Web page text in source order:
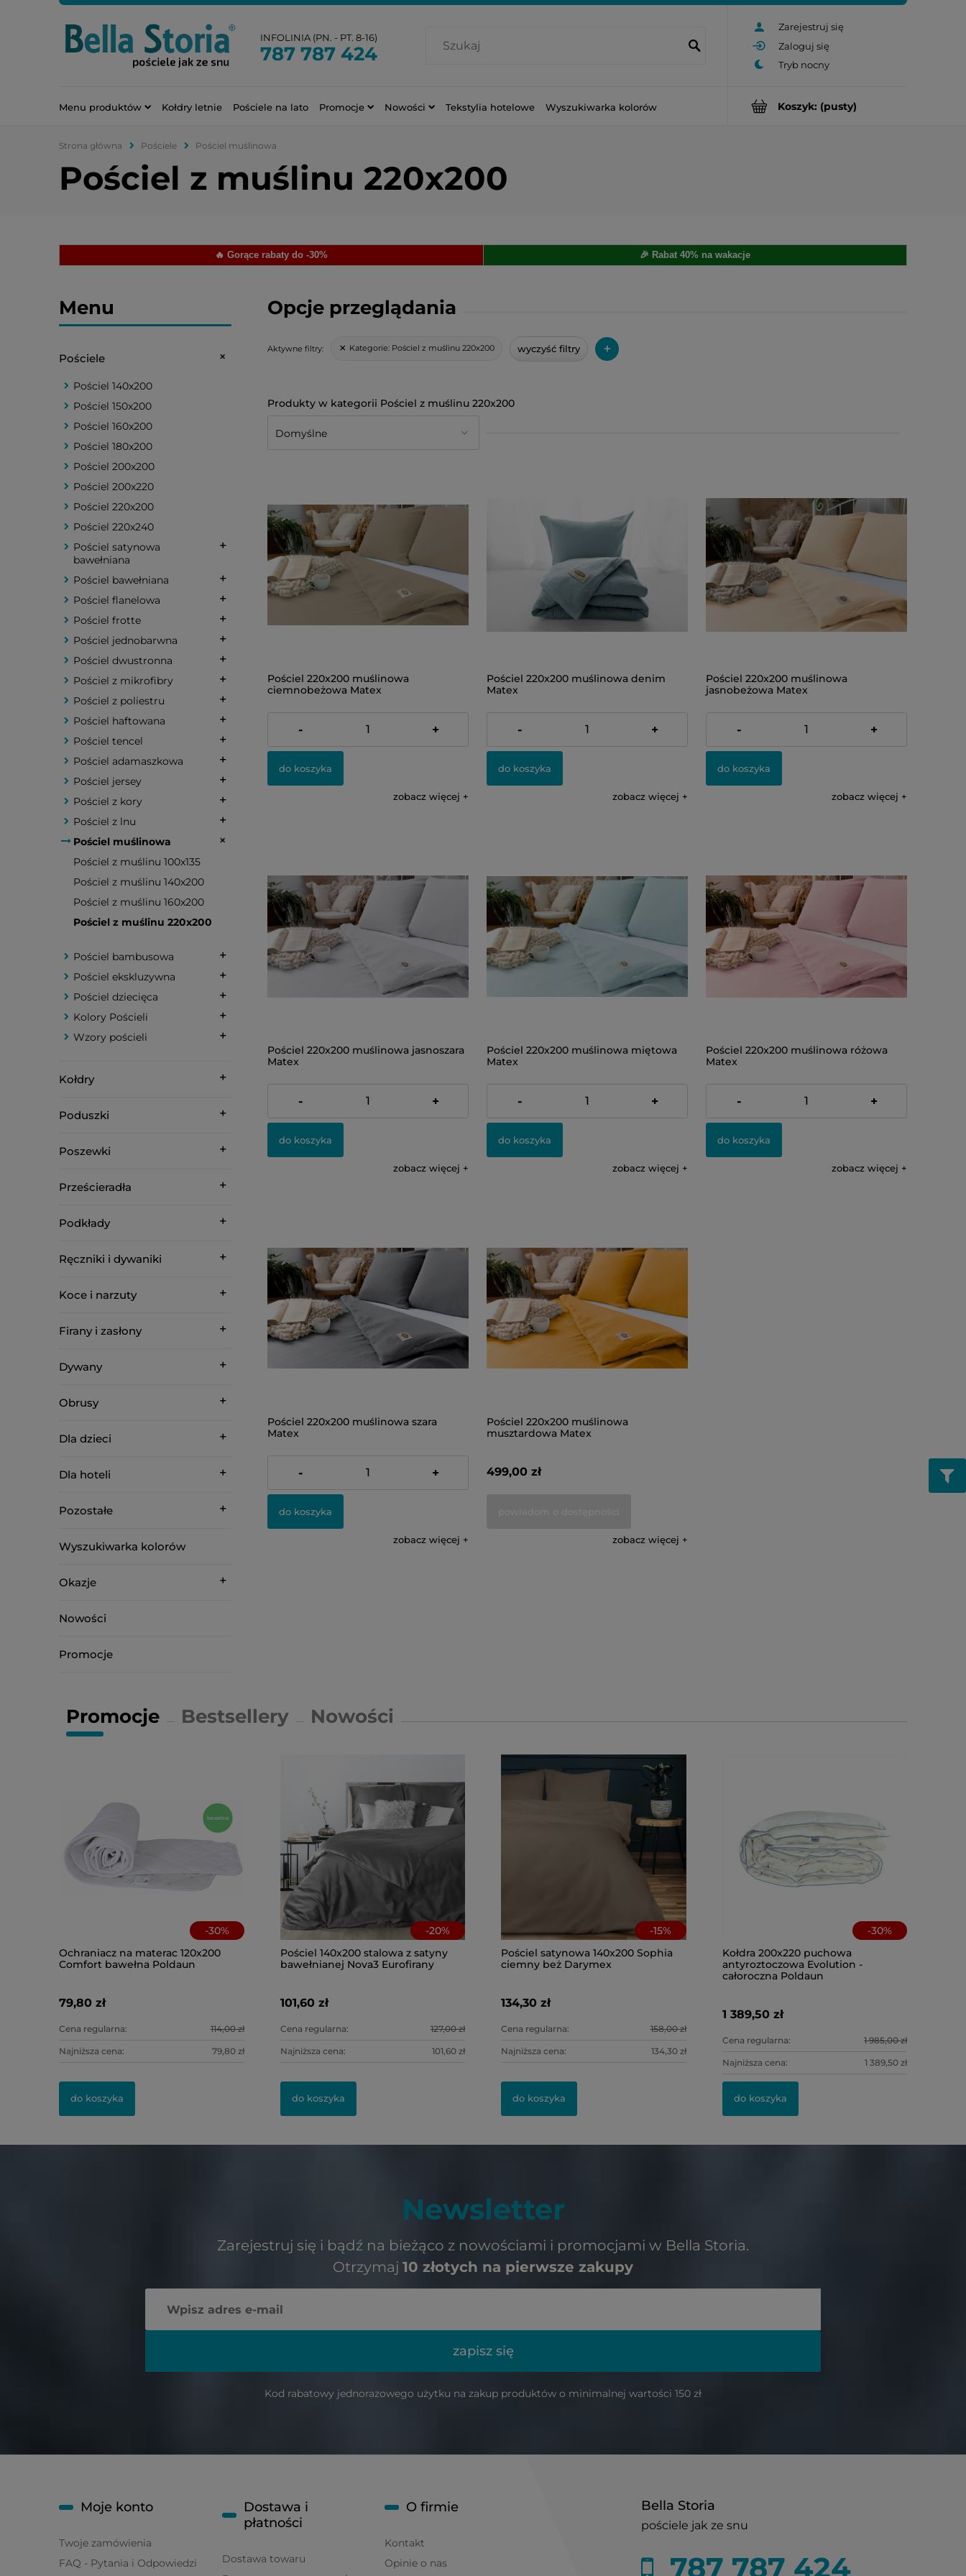
Zarejestruj się
Zaloguj się
INFOLINIA (PN. - PT. 8-16)
787 787 424
Koszyk: (pusty)
Menu produktów Kołdry letnie Pościele na lato Promocje Nowości Tekstylia hotelowe Wyszukiwarka kolorów
Strona główna Pościele Pościel muślinowa
Pościel z muślinu 220x200
🔥 Gorące rabaty do -30% 🎉 Rabat 40% na wakacje
Menu
Pościele
Pościel 140x200
Pościel 150x200
Pościel 160x200
Pościel 180x200
Pościel 200x200
Pościel 200x220
Pościel 220x200
Pościel 220x240
Pościel satynowa
bawełniana
Pościel bawełniana
Pościel flanelowa
Pościel frotte
Pościel jednobarwna
Pościel dwustronna
Pościel z mikrofibry
Pościel z poliestru
Pościel haftowana
Pościel tencel
Pościel adamaszkowa
Pościel jersey
Pościel z kory
Pościel z lnu
Pościel muślinowa
Pościel z muślinu 100x135
Pościel z muślinu 140x200
Pościel z muślinu 160x200
Pościel z muślinu 220x200
Pościel bambusowa
Pościel ekskluzywna
Pościel dziecięca
Kolory Pościeli
Wzory pościeli
Kołdry
Poduszki
Poszewki
Prześcieradła
Podkłady
Ręczniki i dywaniki
Koce i narzuty
Firany i zasłony
Dywany
Obrusy
Dla dzieci
Dla hoteli
Pozostałe
Wyszukiwarka kolorów
Okazje
Nowości
Promocje
Opcje przeglądania
Aktywne filtry: Kategorie: Pościel z muślinu 220x200 wyczyść filtry +
Pościel z muślinu 220x200
Pościel 220x200 muślinowa
ciemnobeżowa Matex
499,00 zł
- +
do koszyka
zobacz więcej
Pościel 220x200 muślinowa denim
Matex
499,00 zł
- +
do koszyka
zobacz więcej
Pościel 220x200 muślinowa
jasnobeżowa Matex
499,00 zł
- +
do koszyka
zobacz więcej
Pościel 220x200 muślinowa jasnoszara
Matex
499,00 zł
- +
do koszyka
zobacz więcej
Pościel 220x200 muślinowa miętowa
Matex
499,00 zł
- +
do koszyka
zobacz więcej
Pościel 220x200 muślinowa różowa
Matex
499,00 zł
- +
do koszyka
zobacz więcej
Pościel 220x200 muślinowa szara
Matex
499,00 zł
- +
do koszyka
zobacz więcej
Pościel 220x200 muślinowa
musztardowa Matex
499,00 zł
zobacz więcej
Promocje Nowości
Bestsellery
-30%
Ochraniacz na materac 120x200
Comfort bawełna Poldaun
79,80 zł
Cena regularna: 114,00 zł
Najniższa cena: 79,80 zł
do koszyka
-20%
Pościel 140x200 stalowa z satyny
bawełnianej Nova3 Eurofirany
101,60 zł
Cena regularna: 127,00 zł
Najniższa cena: 101,60 zł
do koszyka
-15%
Pościel satynowa 140x200 Sophia
ciemny beż Darymex
134,30 zł
Cena regularna: 158,00 zł
Najniższa cena: 134,30 zł
do koszyka
-30%
Kołdra 200x220 puchowa
antyroztoczowa Evolution -
całoroczna Poldaun
1 389,50 zł
Cena regularna: 1 985,00 zł
Najniższa cena: 1 389,50 zł
do koszyka
Newsletter
Zarejestruj się i bądź na bieżąco z nowościami i promocjami w Bella Storia.
Otrzymaj 10 złotych na pierwsze zakupy
zapisz się
Kod rabatowy jednorazowego użytku na zakup produktów o minimalnej wartości 150 zł
Bella Storia
pościele jak ze snu
787 787 424
Moje konto
Twoje zamówienia
FAQ - Pytania i Odpowiedzi
Dostawa i
płatności
Dostawa towaru
O firmie
Kontakt
Opinie o nas